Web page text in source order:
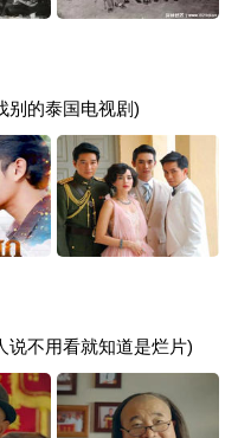
别的泰国电视剧)
说不用看就知道是烂片)